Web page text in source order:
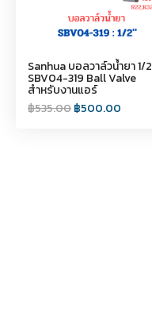
Sanhua บอลวาล์วน้ำยา 1/2
SBV04-319 Ball Valve
สำหรับงานแอร์
฿535.00฿500.00